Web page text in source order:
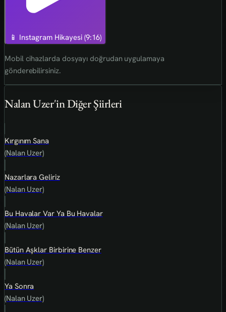
📱 Instagram Hikayesi (9:16)
Mobil cihazlarda dosyayı doğrudan uygulamaya
gönderebilirsiniz.
Nalan Uzer'in Diğer Şiirleri
Kırgınım Sana
(Nalan Uzer)
Nazarlara Geliriz
(Nalan Uzer)
Bu Havalar Var Ya Bu Havalar
(Nalan Uzer)
Bütün Aşklar Birbirine Benzer
(Nalan Uzer)
Ya Sonra
(Nalan Uzer)